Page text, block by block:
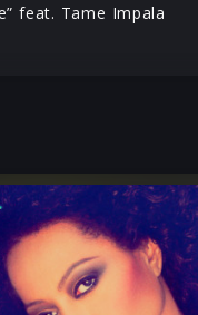
feat. Tame Impala